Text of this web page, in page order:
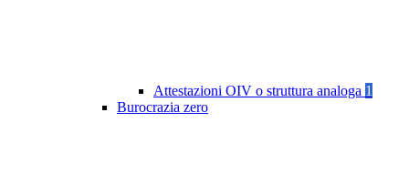
Attestazioni OIV o struttura analoga 1
Burocrazia zero